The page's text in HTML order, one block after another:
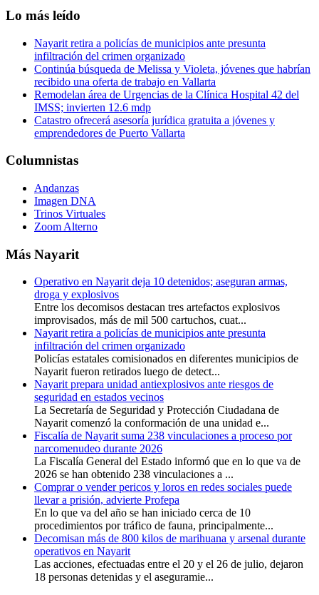
Lo más leído
Nayarit retira a policías de municipios ante presunta
infiltración del crimen organizado
Continúa búsqueda de Melissa y Violeta, jóvenes que habrían
recibido una oferta de trabajo en Vallarta
Remodelan área de Urgencias de la Clínica Hospital 42 del
IMSS; invierten 12.6 mdp
Catastro ofrecerá asesoría jurídica gratuita a jóvenes y
emprendedores de Puerto Vallarta
Columnistas
Andanzas
Imagen DNA
Trinos Virtuales
Zoom Alterno
Más Nayarit
Operativo en Nayarit deja 10 detenidos; aseguran armas,
droga y explosivos
Entre los decomisos destacan tres artefactos explosivos
improvisados, más de mil 500 cartuchos, cuat...
Nayarit retira a policías de municipios ante presunta
infiltración del crimen organizado
Policías estatales comisionados en diferentes municipios de
Nayarit fueron retirados luego de detect...
Nayarit prepara unidad antiexplosivos ante riesgos de
seguridad en estados vecinos
La Secretaría de Seguridad y Protección Ciudadana de
Nayarit comenzó la conformación de una unidad e...
Fiscalía de Nayarit suma 238 vinculaciones a proceso por
narcomenudeo durante 2026
La Fiscalía General del Estado informó que en lo que va de
2026 se han obtenido 238 vinculaciones a ...
Comprar o vender pericos y loros en redes sociales puede
llevar a prisión, advierte Profepa
En lo que va del año se han iniciado cerca de 10
procedimientos por tráfico de fauna, principalmente...
Decomisan más de 800 kilos de marihuana y arsenal durante
operativos en Nayarit
Las acciones, efectuadas entre el 20 y el 26 de julio, dejaron
18 personas detenidas y el aseguramie...